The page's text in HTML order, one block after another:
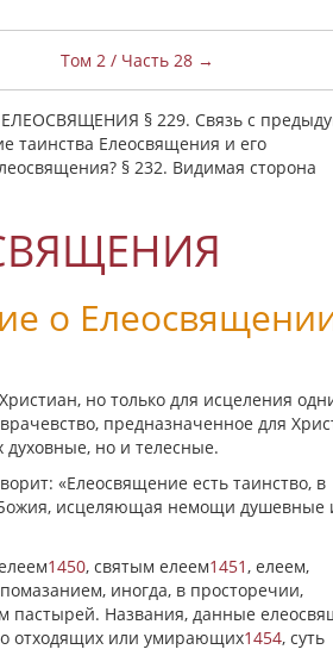
Том 2 / Часть 28 →
ЕЛЕОСВЯЩЕНИЯ § 229. Связь с
таинства Елеосвящения и его
§ 232. Видимая сторона
о
но только для исцеления
предназначенное для
но и телесные.
«Елеосвящение есть таинство, в
Божия, исцеляющая немощи душевные
1450, святым елеем1451, елеем,
иногда, в просторечии,
пастырей. Названия, данные
отходящих или умирающих1454, суть